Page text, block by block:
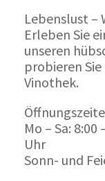
Lebenslust –
Erleben Sie
unseren
probieren Sie
Vinothek.
Mo – Sa: 8:00
Uhr
Sonn- und